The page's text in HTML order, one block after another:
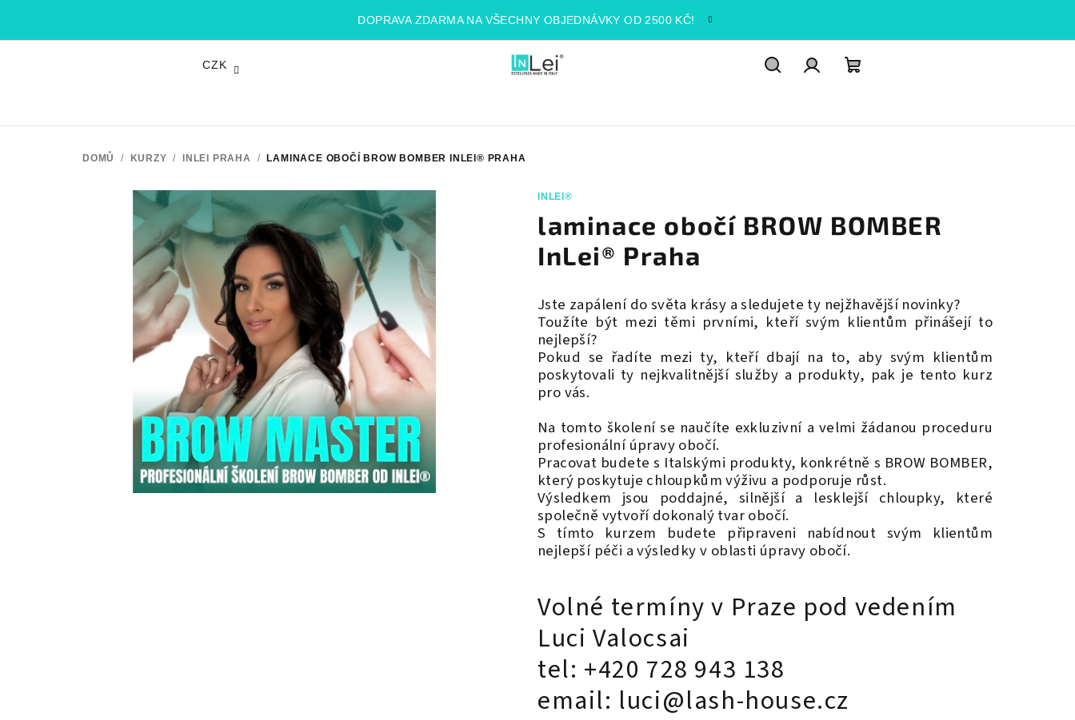
DOPRAVA ZDARMA NA VŠECHNY OBJEDNÁVKY OD 2500 KČ!
CZK
DOMŮ / KURZY / INLEI PRAHA / LAMINACE OBOČÍ BROW BOMBER INLEI® PRAHA
INLEI®
laminace obočí BROW BOMBER
InLei® Praha
Jste zapálení do světa krásy a sledujete ty nejžhavější novinky?
Toužíte být mezi těmi prvními, kteří svým klientům přinášejí to
nejlepší?
Pokud se řadíte mezi ty, kteří dbají na to, aby svým klientům
poskytovali ty nejkvalitnější služby a produkty, pak je tento kurz
pro vás.
Na tomto školení se naučíte exkluzivní a velmi žádanou proceduru
profesionální úpravy obočí.
Pracovat budete s Italskými produkty, konkrétně s BROW BOMBER,
který poskytuje chloupkům výživu a podporuje růst.
Výsledkem jsou poddajné, silnější a lesklejší chloupky, které
společně vytvoří dokonalý tvar obočí.
S tímto kurzem budete připraveni nabídnout svým klientům
nejlepší péči a výsledky v oblasti úpravy obočí.
Volné termíny v Praze pod vedením
Luci Valocsai
tel: +420 728 943 138
email: luci@lash-house.cz